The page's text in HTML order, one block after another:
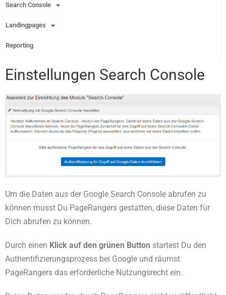
Search Console
Landingpages
Reporting
Einstellungen Search Console
Um die Daten aus der Google Search Console abrufen zu
können musst Du PageRangers gestatten, diese Daten für
Dich abrufen zu können.
Durch einen Klick auf den grünen Button startest Du den
Authentifizierungsprozess bei Google und räumst
PageRangers das erforderliche Nutzungsrecht ein.